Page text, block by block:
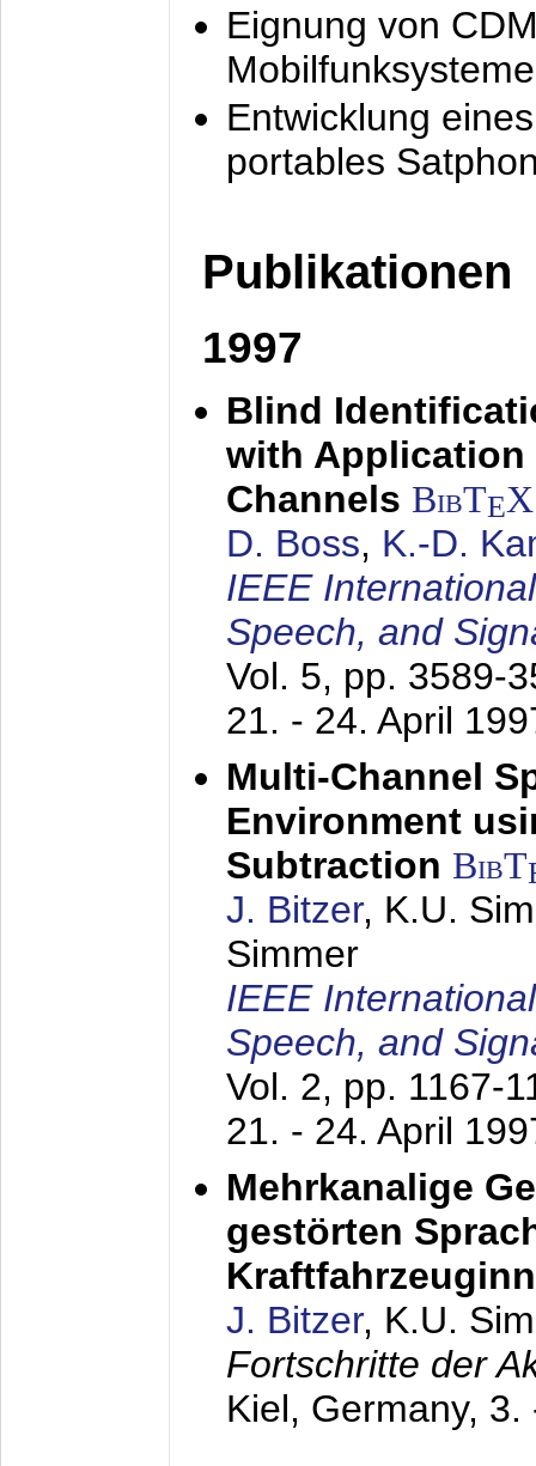
Eignung von
Mobilfunksysteme
Entwicklung
portables
Publikationen
1997
Blind
with Application
Channels BibTEX
D. Boss, K.-D.
IEEE
Speech, and
Vol. 5, pp. 3589-
21. - 24. April
Multi-Channel
Environment
Subtraction BibT
J. Bitzer, K.U.
Simmer
IEEE
Speech, and
Vol. 2, pp. 1167-
21. - 24. April
Mehrkanalige
gestörten
J. Bitzer, K.U.
Fortschritte der
Kiel, Germany, 3.